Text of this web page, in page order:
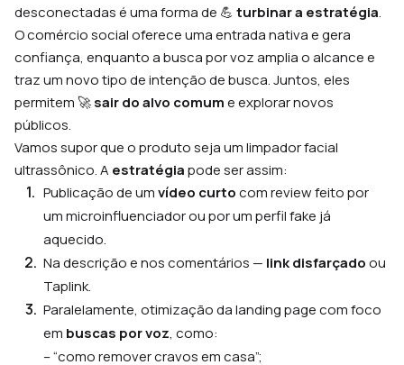
desconectadas é uma forma de 💪turbinar a estratégia.
O comércio social oferece uma entrada nativa e gera
confiança, enquanto a busca por voz amplia o alcance e
traz um novo tipo de intenção de busca. Juntos, eles
permitem 🚀sair do alvo comume explorar novos
públicos.
Vamos supor que o produto seja um limpador facial
ultrassônico. A estratégiapode ser assim:
Publicação de umvídeo curtocom review feito por
um microinfluenciador ou por um perfil fake já
aquecido.
Na descrição e nos comentários — link disfarçadoou
Taplink.
Paralelamente, otimização da landing page com foco
em buscas por voz, como:
– “como remover cravos em casa”;